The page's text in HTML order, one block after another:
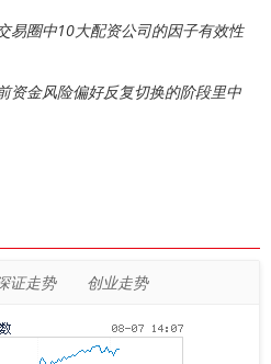
易圈中10大配资公司的因子有效性
资金风险偏好反复切换的阶段里中
证走势 创业走势